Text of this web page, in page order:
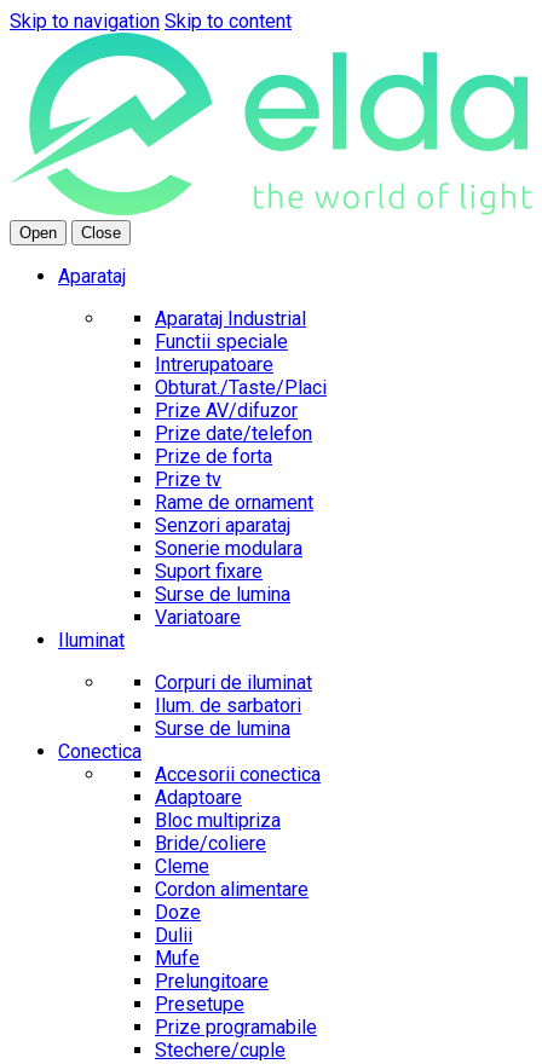
Skip to navigation Skip to content
Open Close
Aparataj
Aparataj Industrial
Functii speciale
Intrerupatoare
Obturat./Taste/Placi
Prize AV/difuzor
Prize date/telefon
Prize de forta
Prize tv
Rame de ornament
Senzori aparataj
Sonerie modulara
Suport fixare
Surse de lumina
Variatoare
Iluminat
Corpuri de iluminat
Ilum. de sarbatori
Surse de lumina
Conectica
Accesorii conectica
Adaptoare
Bloc multipriza
Bride/coliere
Cleme
Cordon alimentare
Doze
Dulii
Mufe
Prelungitoare
Presetupe
Prize programabile
Stechere/cuple